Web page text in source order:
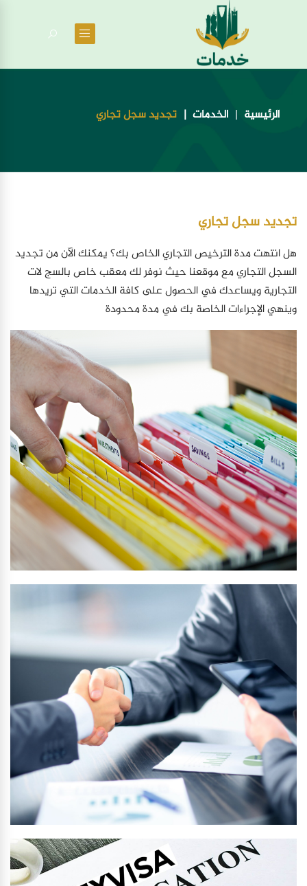
الرئيسية الخدمات تجديد سجل تجاري
تجديد سجل تجاري
هل انتهت مدة الترخيص التجاري الخاص بك؟ يمكنك الآن من تجديد
السجل التجاري مع موقعنا حيث نوفر لك معقب خاص بالسج لات
التجارية ويساعدك في الحصول على كافة الخدمات التي تريدها
وينهي الإجراءات الخاصة بك في مدة محدودة